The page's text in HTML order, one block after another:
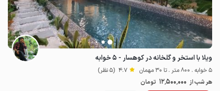
3.5میلیون ت 5
ویلا با استخر و گلخانه در کوهسار - ۵ خوابه
5 خوابه . 800 متر . تا 30 مهمان 4.7 (5 نظر)
هر شب از 12٬500٬000 تومان